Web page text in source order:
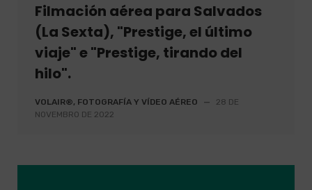
Filmación aérea para Salvados
(La Sexta), "Prestige, el último
viaje" e "Prestige, tirando del
hilo".
VOLAIR®, FOTOGRAFÍA Y VÍDEO AÉREO —
28 DE
NOVEMBRO DE 2022